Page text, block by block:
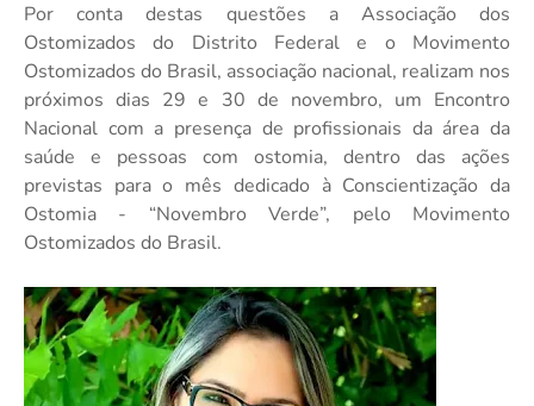
Por conta destas questões a Associação dos
Ostomizados do Distrito Federal e o Movimento
Ostomizados do Brasil, associação nacional, realizam nos
próximos dias 29 e 30 de novembro, um Encontro
Nacional com a presença de profissionais da área da
saúde e pessoas com ostomia, dentro das ações
previstas para o mês dedicado à Conscientização da
Ostomia - “Novembro Verde”, pelo Movimento
Ostomizados do Brasil.